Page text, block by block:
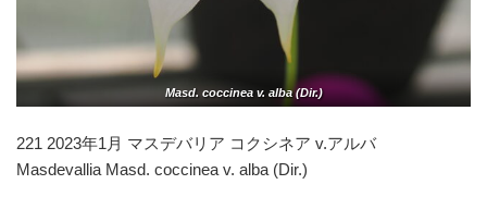
Masd. coccinea v. alba (Dir.)
221 2023年1月 マスデバリア コクシネア v.アルバ
Masdevallia Masd. coccinea v. alba (Dir.)